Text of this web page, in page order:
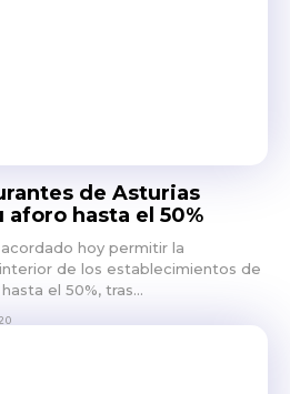
de Asturias
aforo hasta el 50%
hoy permitir la
de los establecimientos de
el 50%, tras...